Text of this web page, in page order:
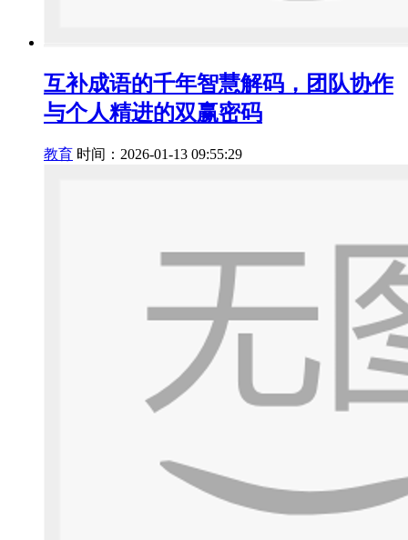
互补成语的千年智慧解码，团队协作
与个人精进的双赢密码
教育 时间：2026-01-13 09:55:29